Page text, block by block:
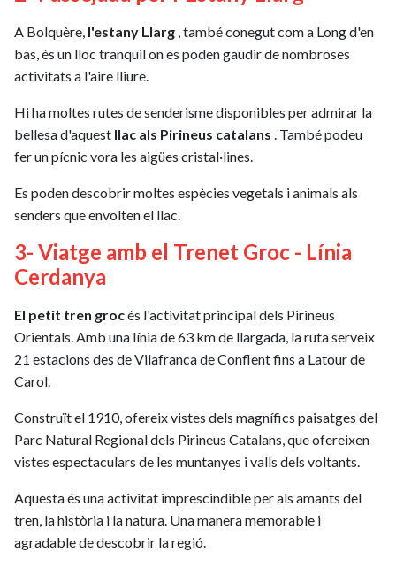
A Bolquère, l'estany Llarg , també conegut com a Long d'en
bas, és un lloc tranquil on es poden gaudir de nombroses
activitats a l'aire lliure.
Hi ha moltes rutes de senderisme disponibles per admirar la
bellesa d'aquest llac als Pirineus catalans . També podeu
fer un pícnic vora les aigües cristal·lines.
Es poden descobrir moltes espècies vegetals i animals als
senders que envolten el llac.
3- Viatge amb el Trenet Groc - Línia
Cerdanya
El petit tren grocés l'activitat principal dels Pirineus
Orientals. Amb una línia de 63 km de llargada, la ruta serveix
21 estacions des de Vilafranca de Conflent fins a Latour de
Carol.
Construït el 1910, ofereix vistes dels magnífics paisatges del
Parc Natural Regional dels Pirineus Catalans, que ofereixen
vistes espectaculars de les muntanyes i valls dels voltants.
Aquesta és una activitat imprescindible per als amants del
tren, la història i la natura. Una manera memorable i
agradable de descobrir la regió.